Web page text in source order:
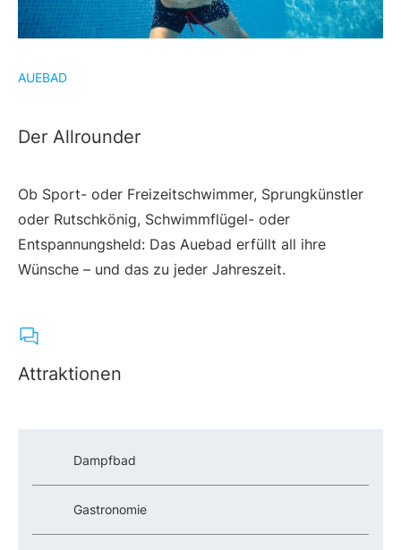
AUEBAD
Der Allrounder
Ob Sport- oder Freizeitschwimmer, Sprungkünstler
oder Rutschkönig, Schwimmflügel- oder
Entspannungsheld: Das Auebad erfüllt all ihre
Wünsche – und das zu jeder Jahreszeit.
Attraktionen
Dampfbad
Gastronomie